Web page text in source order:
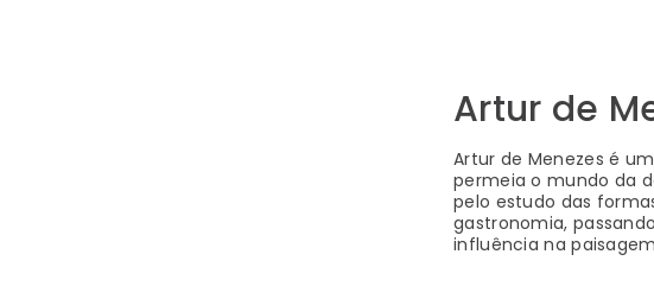
Artur de
Artur de Menezes é
permeia o mundo da
pelo estudo das
gastronomia,
influência na